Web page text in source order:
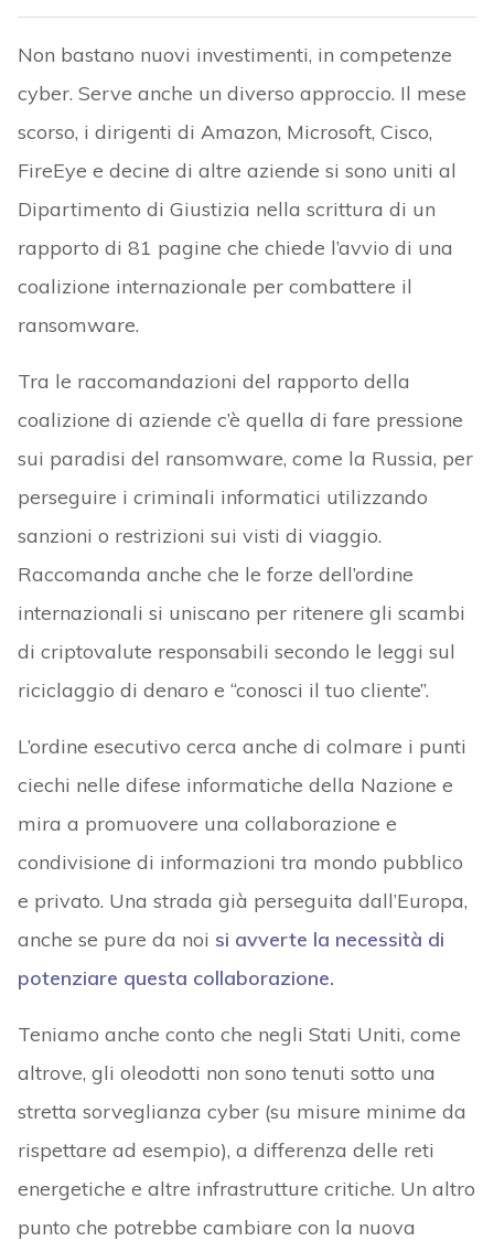
Non bastano nuovi investimenti, in competenze
cyber. Serve anche un diverso approccio. Il mese
scorso, i dirigenti di Amazon, Microsoft, Cisco,
FireEye e decine di altre aziende si sono uniti al
Dipartimento di Giustizia nella scrittura di un
rapporto di 81 pagine che chiede l’avvio di una
coalizione internazionale per combattere il
ransomware.
Tra le raccomandazioni del rapporto della
coalizione di aziende c’è quella di fare pressione
sui paradisi del ransomware, come la Russia, per
perseguire i criminali informatici utilizzando
sanzioni o restrizioni sui visti di viaggio.
Raccomanda anche che le forze dell’ordine
internazionali si uniscano per ritenere gli scambi
di criptovalute responsabili secondo le leggi sul
riciclaggio di denaro e “conosci il tuo cliente”.
L’ordine esecutivo cerca anche di colmare i punti
ciechi nelle difese informatiche della Nazione e
mira a promuovere una collaborazione e
condivisione di informazioni tra mondo pubblico
e privato. Una strada già perseguita dall’Europa,
anche se pure da noi si avverte la necessità di
potenziare questa collaborazione.
Teniamo anche conto che negli Stati Uniti, come
altrove, gli oleodotti non sono tenuti sotto una
stretta sorveglianza cyber (su misure minime da
rispettare ad esempio), a differenza delle reti
energetiche e altre infrastrutture critiche. Un altro
punto che potrebbe cambiare con la nuova